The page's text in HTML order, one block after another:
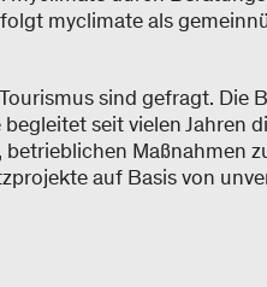
myclimate als
sind gefragt. Die
seit vielen Jahren
Maßnahmen
auf Basis von